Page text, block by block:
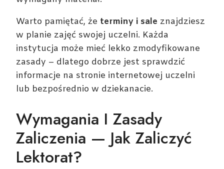
Warto pamiętać, że terminy i sale znajdziesz
w planie zajęć swojej uczelni. Każda
instytucja może mieć lekko zmodyfikowane
zasady – dlatego dobrze jest sprawdzić
informacje na stronie internetowej uczelni
lub bezpośrednio w dziekanacie.
Wymagania I Zasady
Zaliczenia — Jak Zaliczyć
Lektorat?